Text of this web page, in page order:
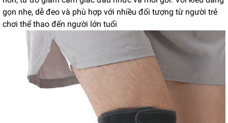
gọn nhẹ, dễ đeo và phù hợp với nhiều đối tượng từ người trẻ
chơi thể thao đến người lớn tuổi